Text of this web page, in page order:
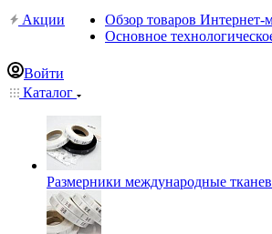
Акции
Обзор товаров Интернет-
Основное
Войти
Каталог
Размерники международные